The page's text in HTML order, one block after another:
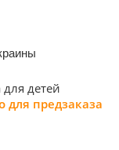
для детей
для предзаказа